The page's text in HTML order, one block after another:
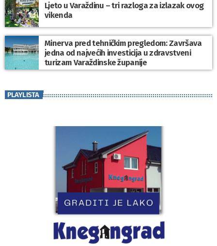
Ljeto u Varaždinu – tri razloga za izlazak ovog
vikenda
Minerva pred tehničkim pregledom: Završava
jedna od najvećih investicija u zdravstveni
turizam Varaždinske županije
PLAYLISTA